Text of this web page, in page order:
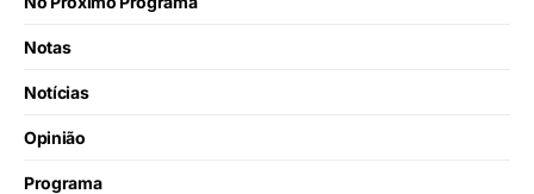
Notas
Notícias
Opinião
Programa